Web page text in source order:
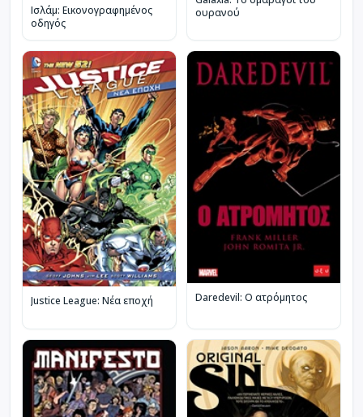
Ισλάμ: Εικονογραφημένος
οδηγός
ουρανού
Justice League: Νέα εποχή Daredevil: Ο ατρόμητος